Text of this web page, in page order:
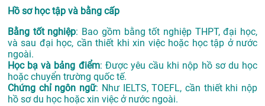
Hồ sơ học tập và bằng cấp
Bằng tốt nghiệp: Bao gồm bằng tốt nghiệp THPT, đại học,
và sau đại học, cần thiết khi xin việc hoặc học tập ở nước
ngoài.
Học bạ và bảng điểm: Được yêu cầu khi nộp hồ sơ du học
hoặc chuyển trường quốc tế.
Chứng chỉ ngôn ngữ: Như IELTS, TOEFL, cần thiết khi nộp
hồ sơ du học hoặc xin việc ở nước ngoài.